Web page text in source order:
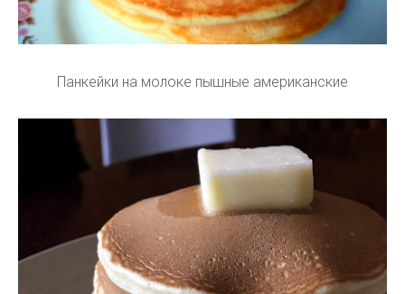
Панкейки на молоке пышные американские